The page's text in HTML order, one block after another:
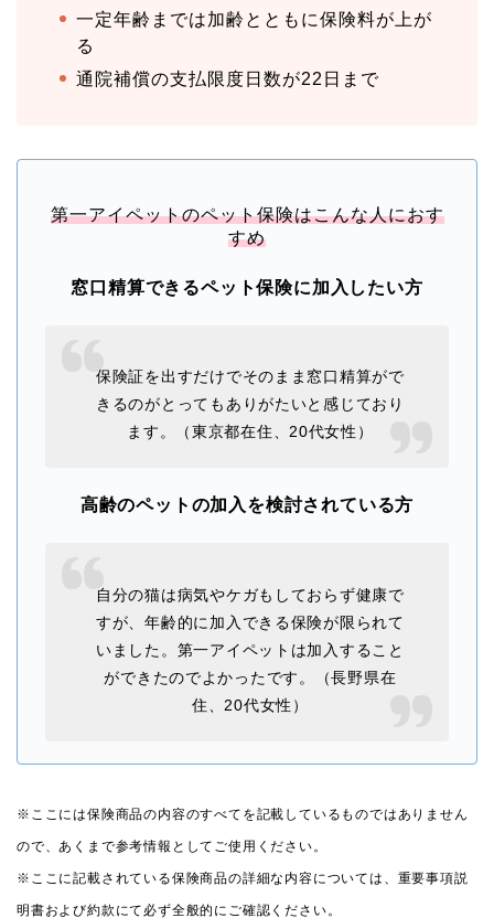
一定年齢までは加齢とともに保険料が上が
る
通院補償の支払限度日数が22日まで
第一アイペットのペット保険はこんな人におす
すめ
窓口精算できるペット保険に加入したい方
保険証を出すだけでそのまま窓口精算がで
きるのがとってもありがたいと感じており
ます。（東京都在住、20代女性）
高齢のペットの加入を検討されている方
自分の猫は病気やケガもしておらず健康で
すが、年齢的に加入できる保険が限られて
いました。第一アイペットは加入すること
ができたのでよかったです。（長野県在
住、20代女性）
※ここには保険商品の内容のすべてを記載しているものではありません
ので、あくまで参考情報としてご使用ください。
※ここに記載されている保険商品の詳細な内容については、重要事項説
明書および約款にて必ず全般的にご確認ください。